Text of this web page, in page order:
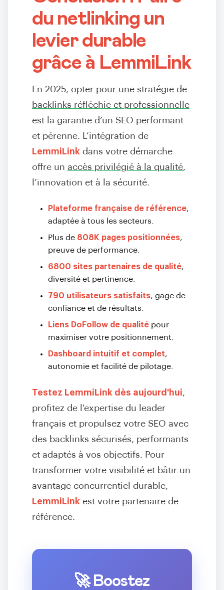
du netlinking un
levier durable
grâce à LemmiLink
En 2025, opter pour une stratégie de
backlinks réfléchie et professionnelle
est la garantie d’un SEO performant
et pérenne. L’intégration de
LemmiLink dans votre démarche
offre un accès privilégié à la qualité,
l’innovation et à la sécurité.
Plateforme française de référence,
adaptée à tous les secteurs.
Plus de 808K pages positionnées,
preuve de performance.
6800 sites partenaires de qualité,
diversité et pertinence.
790 utilisateurs satisfaits, gage de
confiance et de résultats.
Liens DoFollow de qualité pour
maximiser votre positionnement.
Dashboard intuitif et complet,
autonomie et facilité de pilotage.
Testez LemmiLink dès aujourd'hui,
profitez de l'expertise du leader
français et propulsez votre SEO avec
des backlinks sécurisés, performants
et adaptés à vos objectifs. Pour
transformer votre visibilité et bâtir un
avantage concurrentiel durable,
LemmiLink est votre partenaire de
référence.
🚀 Boostez